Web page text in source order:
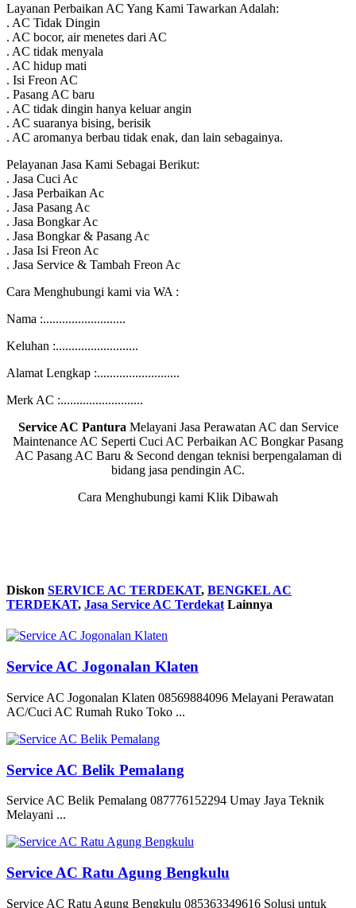
Layanan Perbaikan AC Yang Kami Tawarkan Adalah:
. AC Tidak Dingin
. AC bocor, air menetes dari AC
. AC tidak menyala
. AC hidup mati
. Isi Freon AC
. Pasang AC baru
. AC tidak dingin hanya keluar angin
. AC suaranya bising, berisik
. AC aromanya berbau tidak enak, dan lain sebagainya.
Pelayanan Jasa Kami Sebagai Berikut:
. Jasa Cuci Ac
. Jasa Perbaikan Ac
. Jasa Pasang Ac
. Jasa Bongkar Ac
. Jasa Bongkar & Pasang Ac
. Jasa Isi Freon Ac
. Jasa Service & Tambah Freon Ac
Cara Menghubungi kami via WA :
Nama :..........................
Keluhan :..........................
Alamat Lengkap :..........................
Merk AC :..........................
Service AC Pantura Melayani Jasa Perawatan AC dan Service
Maintenance AC Seperti Cuci AC Perbaikan AC Bongkar Pasang
AC Pasang AC Baru & Second dengan teknisi berpengalaman di
bidang jasa pendingin AC.
Cara Menghubungi kami Klik Dibawah
Diskon SERVICE AC TERDEKAT, BENGKEL AC
TERDEKAT, Jasa Service AC Terdekat Lainnya
Service AC Jogonalan Klaten
Service AC Jogonalan Klaten 08569884096 Melayani Perawatan
AC/Cuci AC Rumah Ruko Toko ...
Service AC Belik Pemalang
Service AC Belik Pemalang 087776152294 Umay Jaya Teknik
Melayani ...
Service AC Ratu Agung Bengkulu
Service AC Ratu Agung Bengkulu 085363349616 Solusi untuk